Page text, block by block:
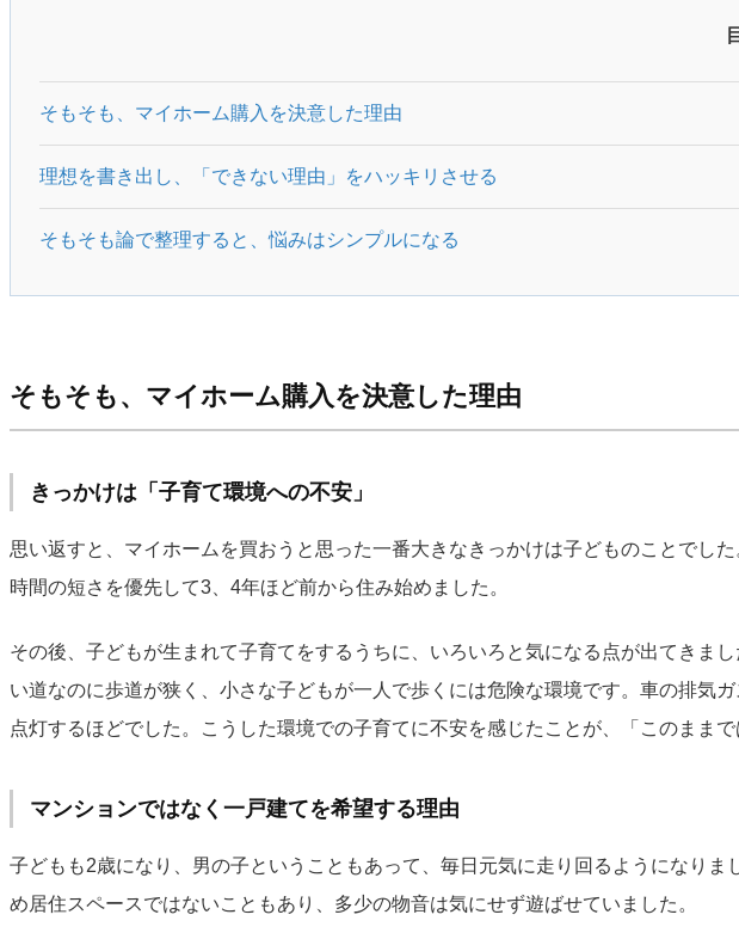
そもそも、マイホーム購入を決意した理由
理想を書き出し、「できない理由」をハッキリさせる
そもそも論で整理すると、悩みはシンプルになる
そもそも、マイホーム購入を決意した理由
きっかけは「子育て環境への不安」
思い返すと、マイホームを買おうと思った一番大きなきっかけは子どものことでし
時間の短さを優先して3、4年ほど前から住み始めました。
その後、子どもが生まれて子育てをするうちに、いろいろと気になる点が出てきま
い道なのに歩道が狭く、小さな子どもが一人で歩くには危険な環境です。車の排気
点灯するほどでした。こうした環境での子育てに不安を感じたことが、「このまま
マンションではなく一戸建てを希望する理由
子どもも2歳になり、男の子ということもあって、毎日元気に走り回るようになり
め居住スペースではないこともあり、多少の物音は気にせず遊ばせていました。